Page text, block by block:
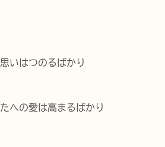
いはつのるばかり
への愛は高まるばかり